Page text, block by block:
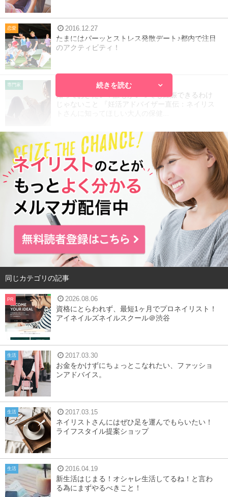
恋愛 2016.12.27
たまにはパーッとストレス発散デート♪都内で注目
のアクティビティ！
専門家 2016.11.19
知っておきたい！誰もがいつでも妊娠できるわけ
じゃないこと 『妊活アドバイザー直伝：ネイリス
続きを読む
同じカテゴリの記事
PR 2026.08.06
資格にとらわれず、最短1ヶ月でプロネイリスト！
アイネイルズネイルスクール＠渋谷
生活 2017.03.30
お金をかけずにちょっとこなれたい、ファッショ
ンアドバイス。
生活 2017.03.15
ネイリストさんにはぜひ足を運んでもらいたい！
ライフスタイル提案ショップ
生活 2016.04.19
新生活はじまる！オシャレ生活してるね！と言わ
る為にまずやるべきこと！